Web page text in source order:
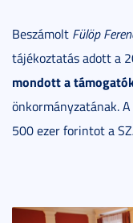
Beszámolt Fülöp
tájékoztatás adott a
mondott a
önkormányzatának.
500 ezer forintot a